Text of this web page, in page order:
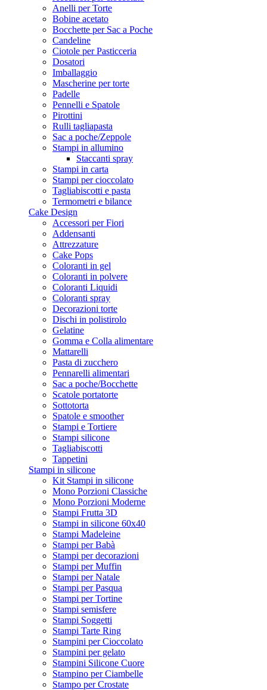
Anelli per Torte
Bobine acetato
Bocchette per Sac a Poche
Candeline
Ciotole per Pasticceria
Dosatori
Imballaggio
Mascherine per torte
Padelle
Pennelli e Spatole
Pirottini
Rulli tagliapasta
Sac a poche/Zeppole
Stampi in allumino
Staccanti spray
Stampi in carta
Stampi per cioccolato
Tagliabiscotti e pasta
Termometri e bilance
Cake Design
Accessori per Fiori
Addensanti
Attrezzature
Cake Pops
Coloranti in gel
Coloranti in polvere
Coloranti Liquidi
Coloranti spray
Decorazioni torte
Dischi in polistirolo
Gelatine
Gomma e Colla alimentare
Mattarelli
Pasta di zucchero
Pennarelli alimentari
Sac a poche/Bocchette
Scatole portatorte
Sottotorta
Spatole e smoother
Stampi e Tortiere
Stampi silicone
Tagliabiscotti
Tappetini
Stampi in silicone
Kit Stampi in silicone
Mono Porzioni Classiche
Mono Porzioni Moderne
Stampi Frutta 3D
Stampi in silicone 60x40
Stampi Madeleine
Stampi per Babà
Stampi per decorazioni
Stampi per Muffin
Stampi per Natale
Stampi per Pasqua
Stampi per Tortine
Stampi semisfere
Stampi Soggetti
Stampi Tarte Ring
Stampini per Cioccolato
Stampini per gelato
Stampini Silicone Cuore
Stampino per Ciambelle
Stampo per Crostate